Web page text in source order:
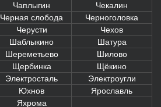
Чаплыгин
Чекалин
Черная слобода
Черноголовка
Черусти
Чехов
Шаблыкино
Шатура
Шереметьево
Шилово
Щербинка
Щёкино
Электросталь
Электроугли
Юхнов
Ярославль
Яхрома